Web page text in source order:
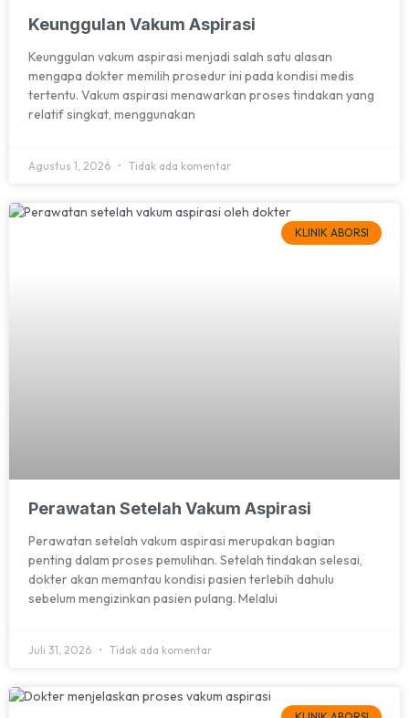
Keunggulan Vakum Aspirasi
Keunggulan vakum aspirasi menjadi salah satu alasan
mengapa dokter memilih prosedur ini pada kondisi medis
tertentu. Vakum aspirasi menawarkan proses tindakan yang
relatif singkat, menggunakan
Agustus 1, 2026 Tidak ada komentar
KLINIK ABORSI
Perawatan Setelah Vakum Aspirasi
Perawatan setelah vakum aspirasi merupakan bagian
penting dalam proses pemulihan. Setelah tindakan selesai,
dokter akan memantau kondisi pasien terlebih dahulu
sebelum mengizinkan pasien pulang. Melalui
Juli 31, 2026 Tidak ada komentar